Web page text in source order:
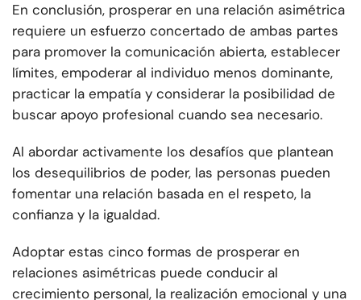
En conclusión, prosperar en una relación asimétrica
requiere un esfuerzo concertado de ambas partes
para promover la comunicación abierta, establecer
límites, empoderar al individuo menos dominante,
practicar la empatía y considerar la posibilidad de
buscar apoyo profesional cuando sea necesario.
Al abordar activamente los desafíos que plantean
los desequilibrios de poder, las personas pueden
fomentar una relación basada en el respeto, la
confianza y la igualdad.
Adoptar estas cinco formas de prosperar en
relaciones asimétricas puede conducir al
crecimiento personal, la realización emocional y una